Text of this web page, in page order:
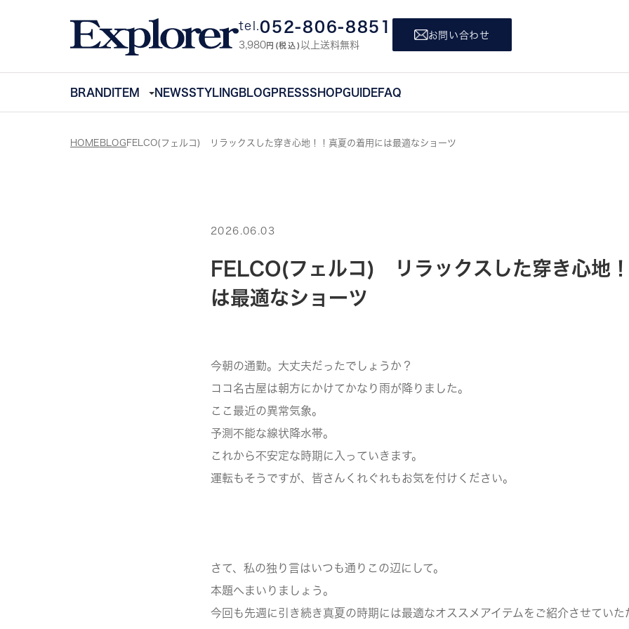
tel.052-806-8851
3,980円(税込)以上送料無料
お問い合わせ
BRANDITEM NEWSSTYLINGBLOGPRESSSHOPGUIDEFAQ
HOMEBLOGFELCO(フェルコ) リラックスした穿き心地！！真夏の着用には最適なショーツ
2026.06.03
FELCO(フェルコ) リラックスした穿き心地
は最適なショーツ
今朝の通勤。大丈夫だったでしょうか？
ココ名古屋は朝方にかけてかなり雨が降りました。
ここ最近の異常気象。
予測不能な線状降水帯。
これから不安定な時期に入っていきます。
運転もそうですが、皆さんくれぐれもお気を付けください。
さて、私の独り言はいつも通りこの辺にして。
本題へまいりましょう。
今回も先週に引き続き真夏の時期には最適なオススメアイテムをご紹介させていた